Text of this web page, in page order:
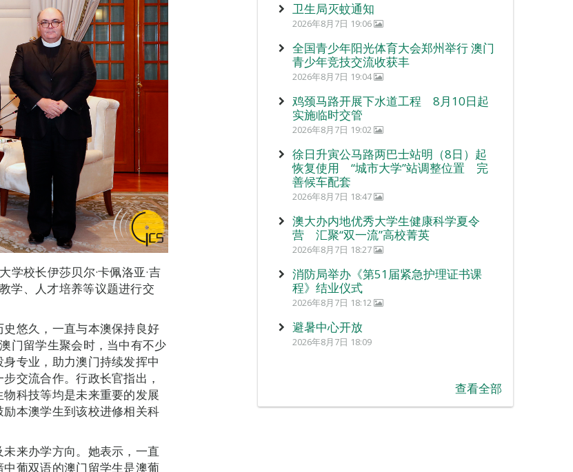
学校长伊莎贝尔·卡佩洛亚·吉
学、人才培养等议题进行交
悠久，一直与本澳保持良好
门留学生聚会时，当中有不少
专业，助力澳门持续发挥中
交流合作。行政长官指出，
科技等均是未来重要的发展
本澳学生到该校进修相关科
来办学方向。她表示，一直
葡双语的澳门留学生是澳葡
卫生局灭蚊通知
2026年8月7日 19:06
全国青少年阳光体育大会郑州举行 澳门
青少年竞技交流收获丰
2026年8月7日 19:04
鸡颈马路开展下水道工程 8月10日起
实施临时交管
2026年8月7日 19:02
徐日升寅公马路两巴士站明（8日）起
恢复使用 “城市大学”站调整位置 完
善候车配套
2026年8月7日 18:47
澳大办内地优秀大学生健康科学夏令
营 汇聚“双一流”高校菁英
2026年8月7日 18:27
消防局举办《第51届紧急护理证书课
程》结业仪式
2026年8月7日 18:12
避暑中心开放
2026年8月7日 18:09
查看全部